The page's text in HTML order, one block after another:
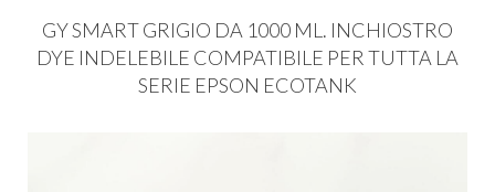
GYSMARTGRIGIO DA 1000 ML. INCHIOSTRO
DYE INDELEBILE COMPATIBILE PER TUTTA LA
SERIE EPSON ECOTANK